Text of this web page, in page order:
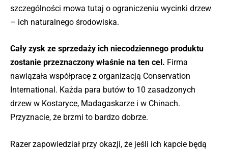
szczególności mowa tutaj o ograniczeniu wycinki drzew
– ich naturalnego środowiska.
Cały zysk ze sprzedaży ich niecodziennego produktu
zostanie przeznaczony właśnie na ten cel. Firma
nawiązała współpracę z organizacją Conservation
International. Każda para butów to 10 zasadzonych
drzew w Kostaryce, Madagaskarze i w Chinach.
Przyznacie, że brzmi to bardzo dobrze.
Razer zapowiedział przy okazji, że jeśli ich kapcie będą